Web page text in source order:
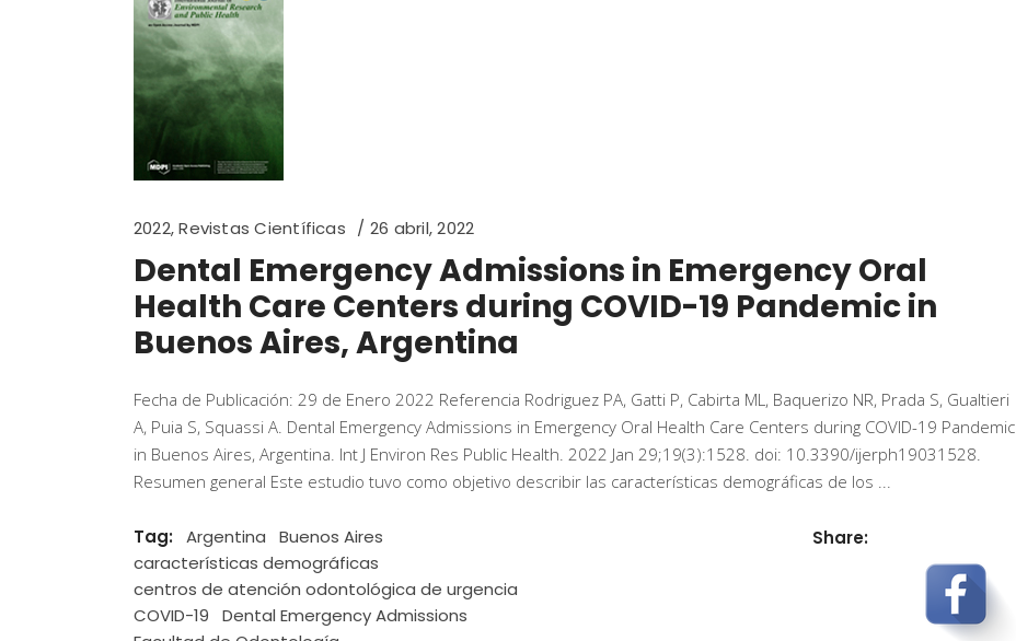
2022,Revistas Científicas 26 abril, 2022
Dental Emergency Admissions in Emergency Oral
Health Care Centers during COVID-19 Pandemic in
Buenos Aires, Argentina
Fecha de Publicación: 29 de Enero 2022 Referencia Rodriguez PA, Gatti P, Cabirta ML, Baquerizo NR, Prada S, Gualtieri
A, Puia S, Squassi A. Dental Emergency Admissions in Emergency Oral Health Care Centers during COVID-19 Pandemic
in Buenos Aires, Argentina. Int J Environ Res Public Health. 2022 Jan 29;19(3):1528. doi: 10.3390/ijerph19031528.
Resumen general Este estudio tuvo como objetivo describir las características demográficas de los
Tag: Argentina
Buenos Aires
características demográficas
centros de atención odontológica de urgencia
COVID-19
Dental Emergency Admissions
Share: